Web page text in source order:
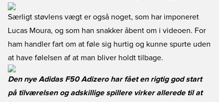
Særligt støvlens vægt er også noget, som har imponeret
Lucas Moura, og som han snakker åbent om i videoen. For
ham handler fart om at føle sig hurtig og kunne spurte uden
at have følelsen af at man bliver holdt tilbage.
Den nye Adidas F50 Adizero har fået en rigtig god start
på tilværelsen og adskillige spillere virker allerede til at